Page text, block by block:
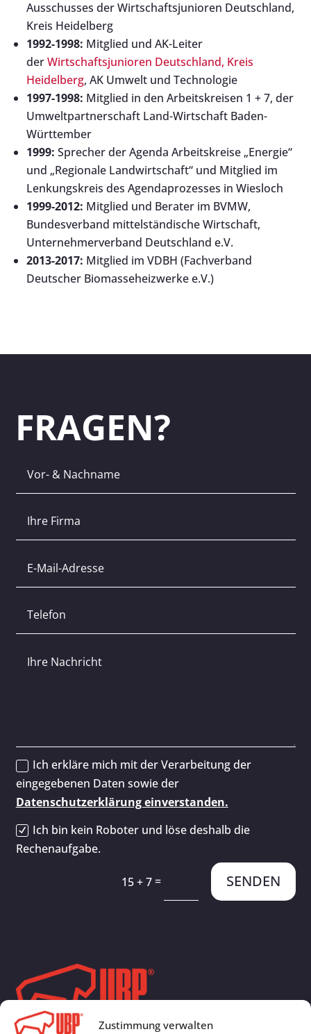
Zustimmung verwalten
Ausschusses der Wirtschaftsjunioren Deutschland,
Kreis Heidelberg
1992-1998: Mitglied und AK-Leiter
derWirtschaftsjunioren Deutschland, Kreis
Heidelberg, AK Umwelt und Technologie
1997-1998: Mitglied in den Arbeitskreisen 1 + 7, der
Umweltpartnerschaft Land-Wirtschaft Baden-
Württember
1999:Sprecher der Agenda Arbeitskreise „Energie“
und „Regionale Landwirtschaft“ und Mitglied im
Lenkungskreis des Agendaprozesses in Wiesloch
1999-2012: Mitglied und Berater im BVMW,
Bundesverband mittelständische Wirtschaft,
Unternehmerverband Deutschland e.V.
2013-2017: Mitglied im VDBH (Fachverband
Deutscher Biomasseheizwerke e.V.)
FRAGEN?
Ich erkläre mich mit der Verarbeitung der
eingegebenen Daten sowie der
Datenschutzerklärung einverstanden.
Ich bin kein Roboter und löse deshalb die
Rechenaufgabe.
15 + 7= SENDEN